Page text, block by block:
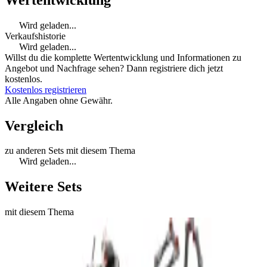
Wird geladen...
Verkaufshistorie
Wird geladen...
Willst du die komplette Wertentwicklung und Informationen zu
Angebot und Nachfrage sehen? Dann registriere dich jetzt
kostenlos.
Kostenlos registrieren
Alle Angaben ohne Gewähr.
Vergleich
zu anderen Sets mit diesem Thema
Wird geladen...
Weitere Sets
mit diesem Thema